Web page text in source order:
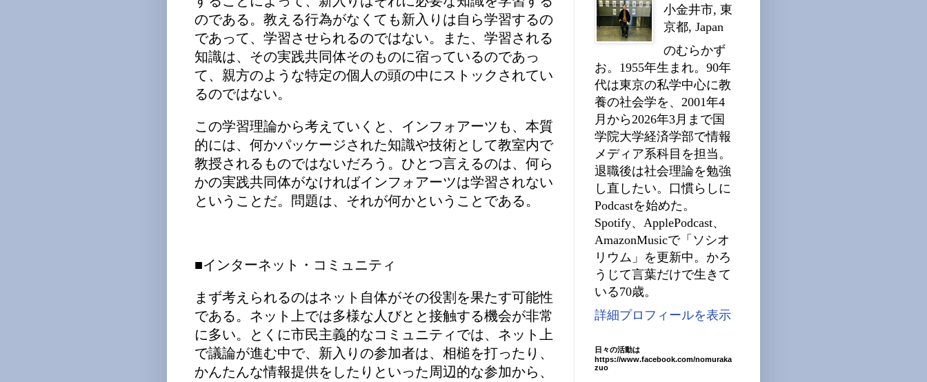
のである。教える行為がなくても新入りは自ら学習するの
であって、学習させられるのではない。また、学習される
知識は、その実践共同体そのものに宿っているのであっ
て、親方のような特定の個人の頭の中にストックされてい
るのではない。
この学習理論から考えていくと、インフォアーツも、本質
的には、何かパッケージされた知識や技術として教室内で
教授されるものではないだろう。ひとつ言えるのは、何ら
かの実践共同体がなければインフォアーツは学習されない
ということだ。問題は、それが何かということである。
■インターネット・コミュニティ
まず考えられるのはネット自体がその役割を果たす可能性
である。ネット上では多様な人びとと接触する機会が非常
に多い。とくに市民主義的なコミュニティでは、ネット上
で議論が進む中で、新入りの参加者は、相槌を打ったり、
かんたんな情報提供をしたりといった周辺的な参加から、
小金井市, 東
京都, Japan
のむらかず
お。1955年生まれ。90年
代は東京の私学中心に教
養の社会学を、2001年4
月から2026年3月まで国
学院大学経済学部で情報
メディア系科目を担当。
退職後は社会理論を勉強
し直したい。口慣らしに
Podcastを始めた。
Spotify、ApplePodcast、
AmazonMusicで「ソシオ
リウム」を更新中。かろ
うじて言葉だけで生きて
いる70歳。
詳細プロフィールを表示
日々の活動は
https://www.facebook.com/nomuraka
zuo